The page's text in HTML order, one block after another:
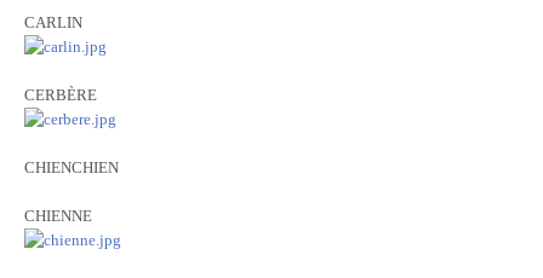
CARLIN
CERBÈRE
CHIENCHIEN
CHIENNE